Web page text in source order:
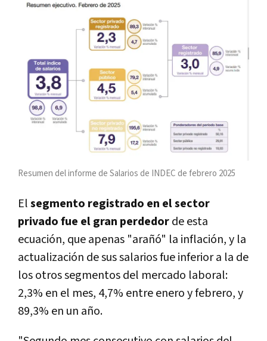
Resumen del informe de Salarios de INDEC de febrero 2025
Elsegmento registrado en el sector
privado fue el gran perdedorde esta
ecuación, que apenas "arañó" la inflación, y la
actualización de sus salarios fue inferior a la de
los otros segmentos del mercado laboral:
2,3% en el mes, 4,7% entre enero y febrero, y
89,3% en un año.